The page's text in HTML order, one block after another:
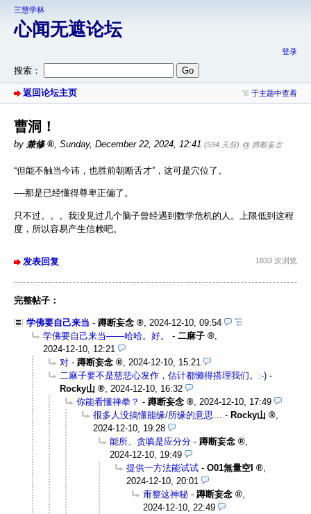
三慧学林
心闻无遮论坛
登录
搜索：
返回论坛主页 于主题中查看
曹洞！
by 兼修 , Sunday, December 22, 2024, 12:41 (594 天前) @ 蹲断妄念
“但能不触当今讳，也胜前朝断舌才”，这可是穴位了。
----那是已经懂得尊卑正偏了。
只不过。。。我没见过几个脑子曾经遇到数学危机的人。上限低到这程
度，所以容易产生信赖吧。
发表回复 1833 次浏览
完整帖子：
学佛要自己来当 - 蹲断妄念
2024-12-10, 09:54
学佛要自己来当——哈哈。好。
- 二麻子
2024-12-10, 12:21
对 - 蹲断妄念
2024-12-10, 15:21
二麻子要不是慈悲心发作，估计都懒得搭理我们。:-) -
Rocky山
2024-12-10, 16:32
你能看懂禅拳？ - 蹲断妄念
2024-12-10, 17:49
很多人没搞懂能缘/所缘的意思…
- Rocky山
2024-12-10, 19:28
能所、贪嗔是应分分 - 蹲断妄念
2024-12-10, 19:49
提供一方法能试试 - O01無量空I
2024-12-10, 20:01
甭整这神秘 - 蹲断妄念
2024-12-10, 22:49